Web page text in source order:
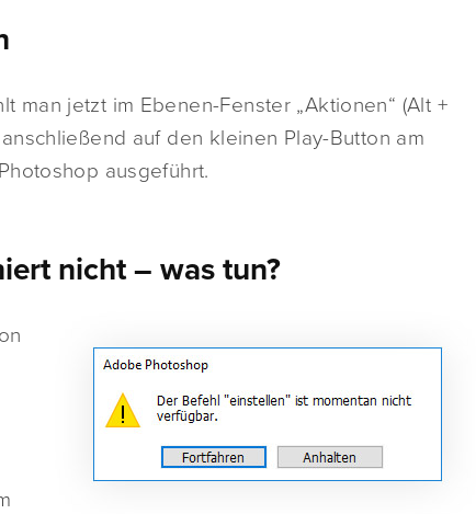
man jetzt im Ebenen-Fenster „Aktionen“ (Alt +
auf den kleinen Play-Button am
ausgeführt.
nicht – was tun?